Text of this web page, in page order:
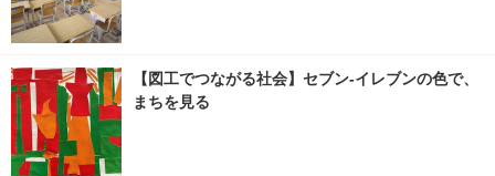
【図工でつながる社会】セブン‐イレブンの色で、
まちを見る